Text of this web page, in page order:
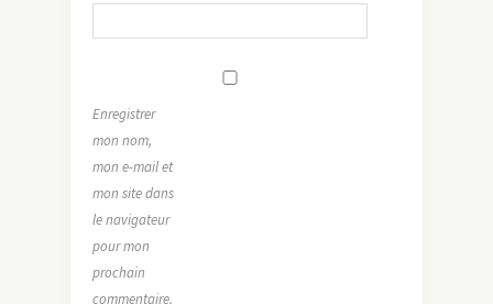
Enregistrer
mon nom,
mon e-mail et
mon site dans
le navigateur
pour mon
prochain
commentaire.